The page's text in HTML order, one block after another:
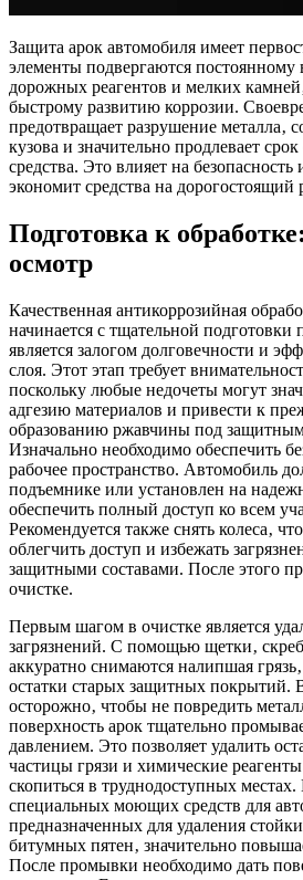
Защита арок автомобиля имеет
элементы подвергаются постоянному
дорожных реагентов и мелких
быстрому развитию коррозии.
предотвращает разрушение металла‚
кузова и значительно продлевает
средства. Это влияет на
экономит средства на
Подготовка к
осмотр
Качественная антикоррозийная
начинается с тщательной подготовки
является залогом долговечности и
слоя. Этот этап требует
поскольку любые недочеты могут
адгезию материалов и привести к
образованию ржавчины под
Изначально необходимо обеспечить
рабочее пространство. Автомобиль
подъемнике или установлен на
обеспечить полный доступ ко всем
Рекомендуется также снять колеса‚
облегчить доступ и избежать
защитными составами. После этого
очистке.
Первым шагом в очистке является
загрязнений. С помощью щетки‚
аккуратно снимаются налипшая
остатки старых защитных покрытий.
осторожно‚ чтобы не повредить
поверхность арок тщательно
давлением. Это позволяет удалить
частицы грязи и химические
скопиться в труднодоступных
специальных моющих средств для
предназначенных для удаления
битумных пятен‚ значительно
После промывки необходимо дать